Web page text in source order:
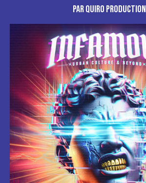
par Quiro Production